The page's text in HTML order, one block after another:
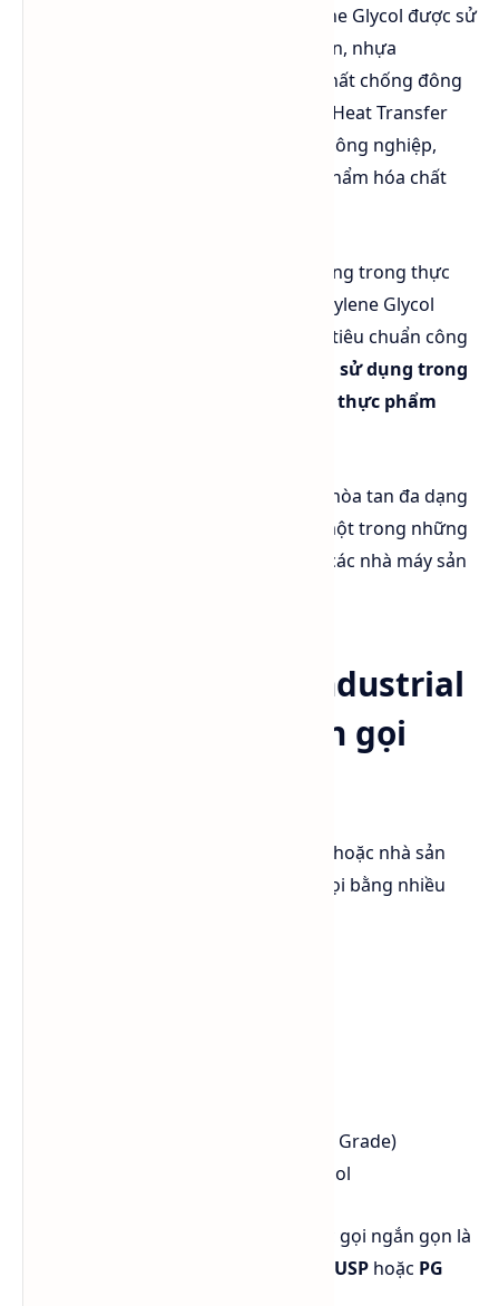
Trong lĩnh vực công nghiệp, Propylene Glycol được sử
dụng rộng rãi để sản xuất sơn, mực in, nhựa
polyurethane (PU), nhựa polyester, chất chống đông
(Antifreeze), dung dịch truyền nhiệt (Heat Transfer
Fluid), phụ gia xi măng, chất tẩy rửa công nghiệp,
thuốc bảo vệ thực vật và nhiều sản phẩm hóa chất
dùng trong thực
phẩm, mỹ phẩm và dược phẩm, Propylene Glycol
Industrial Grade được sản xuất theo tiêu chuẩn công
không được khuyến nghị sử dụng trong
các sản phẩm tiếp xúc trực tiếp với thực phẩm
Nhờ tính ổn định hóa học, khả năng hòa tan đa dạng
và hiệu quả kinh tế cao, PGI hiện là một trong những
hóa chất được sử dụng phổ biến tại các nhà máy sản
Propylene Glycol Industrial
Grade có những tên gọi
Tùy theo từng quốc gia, ngành nghề hoặc nhà sản
xuất, Propylene Glycol có thể được gọi bằng nhiều
PGI (Propylene Glycol Industrial Grade)
Industrial Grade Propylene Glycol
Tại Việt Nam, sản phẩm thường được gọi ngắn gọn là
PG USP hoặc PG